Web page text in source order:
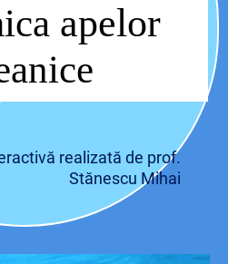
apelor
realizată de prof.
Stănescu Mihai